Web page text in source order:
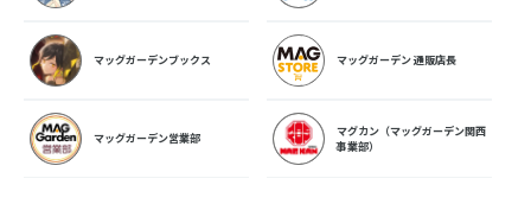
マッグガーデンブックス マッグガーデン 通販店長
マッグガーデン営業部
マグカン（マッグガーデン関西
事業部）